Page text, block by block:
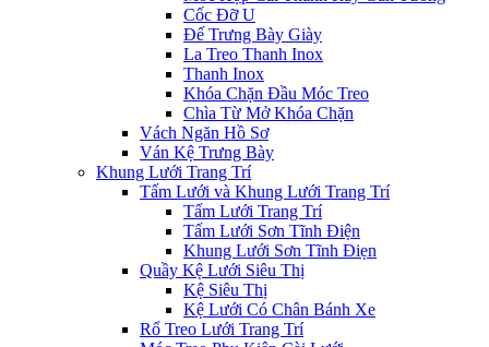
Cốc Đỡ U
Đế Trưng Bày Giày
La Treo Thanh Inox
Thanh Inox
Khóa Chặn Đầu Móc Treo
Chìa Từ Mở Khóa Chặn
Vách Ngăn Hồ Sơ
Ván Kệ Trưng Bày
Khung Lưới Trang Trí
Tấm Lưới và Khung Lưới Trang Trí
Tấm Lưới Trang Trí
Tấm Lưới Sơn Tĩnh Điện
Khung Lưới Sơn Tĩnh Điẹn
Quầy Kệ Lưới Siêu Thị
Kệ Siêu Thị
Kệ Lưới Có Chân Bánh Xe
Rổ Treo Lưới Trang Trí